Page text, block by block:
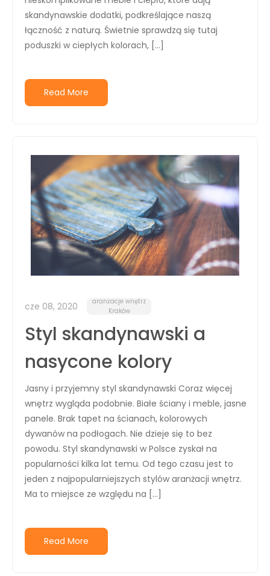
skandynawskie dodatki, podkreślające naszą
łączność z naturą. Świetnie sprawdzą się tutaj
poduszki w ciepłych kolorach, […]
Read More
cze 08, 2020
aranżacje wnętrz
Kraków
Styl skandynawski a
nasycone kolory
Jasny i przyjemny styl skandynawski Coraz więcej
wnętrz wygląda podobnie. Białe ściany i meble, jasne
panele. Brak tapet na ścianach, kolorowych
dywanów na podłogach. Nie dzieje się to bez
powodu. Styl skandynawski w Polsce zyskał na
popularności kilka lat temu. Od tego czasu jest to
jeden z najpopularniejszych stylów aranżacji wnętrz.
Ma to miejsce ze względu na […]
Read More